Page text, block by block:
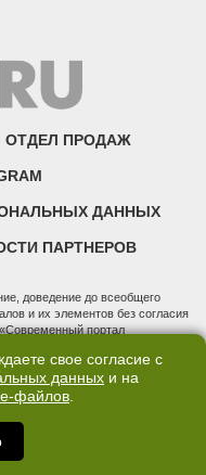
ОТДЕЛ ПРОДАЖ
ДАННЫХ
ПАРТНЕРОВ
доведение до всеобщего
и их элементов без согласия
портал
и массовых коммуникаций
77 - 76634 от 02.09.2019
"66.ру". Юридический
продаж: 620014, Свердловская
7015, +7 (343) 288-50-66
Владимирович
свое согласие с
данных и на
файлов.